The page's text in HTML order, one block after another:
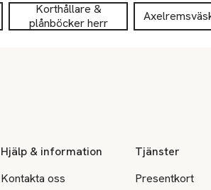
Korthållare &
plånböcker herr
Hjälp & information
Kontakta oss
Tjänster
Presentkort